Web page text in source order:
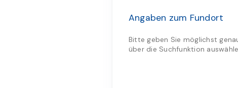
Angaben zum Fundort
Bitte geben Sie möglichst
über die Suchfunktion